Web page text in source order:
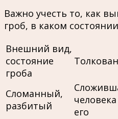
Важно учесть то, как
гроб, в каком
Внешний вид,
состояние
гроба
Сломанный,
разбитый
его